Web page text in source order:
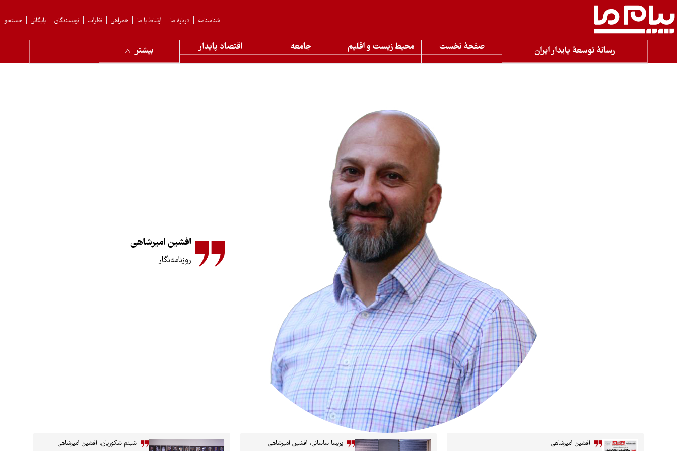
جستجو بایگانی نویسندگان نظرات همراهی ارتباط با ما دربارهٔ ما شناسنامه
رسانۀ توسعۀ پایدار ایران صفحۀ نخست محیط زیست و اقلیم جامعه اقتصاد پایدار بیشتر
افشین امیرشاهی
روزنامه‌نگار
افشین امیرشاهی
پریسا ساسانی، افشین امیرشاهی
شبنم شکوریان، افشین امیرشاهی